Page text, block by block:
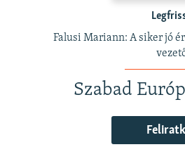
Falusi Mariann: A siker jó
Szabad